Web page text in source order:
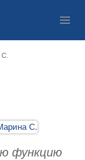
функцию